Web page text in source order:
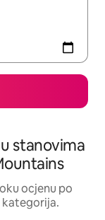
stanovima
ocjenu po
kategorija.